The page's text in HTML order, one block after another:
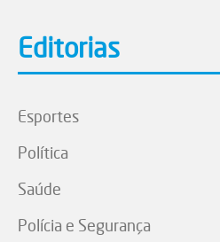
Editorias
Esportes
Política
Saúde
Polícia e Segurança